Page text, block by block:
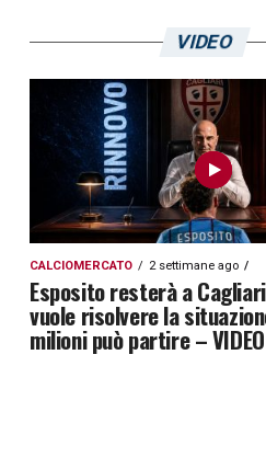
VIDEO
CALCIOMERCATO 2 settimane ago
Esposito resterà a
vuole risolvere la
milioni può partire – VIDEO